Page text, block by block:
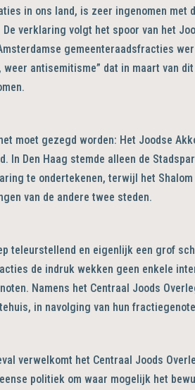
in ons land, is zeer ingenomen
De verklaring volgt het spoor van het
gemeenteraadsfracties
weer antisemitisme” dat in maart van
moet gezegd worden: Het Joodse
In Den Haag stemde alleen de
te ondertekenen, terwijl het
van de andere twee steden.
teleurstellend en eigenlijk een grof
de indruk wekken geen enkele
Namens het Centraal Joods
in navolging van hun
verwelkomt het Centraal Joods
politiek om waar mogelijk het